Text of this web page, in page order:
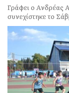
Γράφει ο Ανδρέας
συνεχίστηκε το